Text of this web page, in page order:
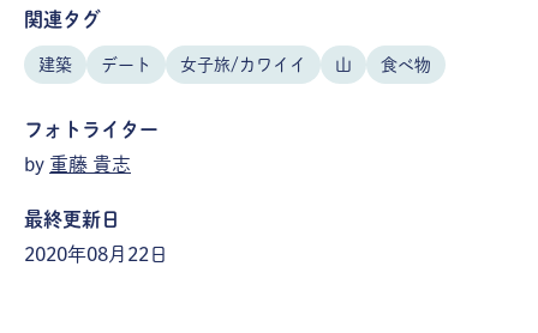
関連タグ
建築 デート 女子旅/カワイイ 山 食べ物
フォトライター
by 重藤 貴志
最終更新日
2020年08月22日